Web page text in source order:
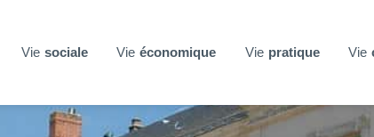
Vie sociale Vie économique Vie pratique Vie